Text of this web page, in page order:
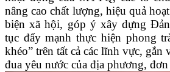
nâng cao chất lượng, hiệu quả
biện xã hội, góp ý xây dựng
tục đẩy mạnh thực hiện phong
khéo” trên tất cả các lĩnh vực, gắn
đua yêu nước của địa phương,